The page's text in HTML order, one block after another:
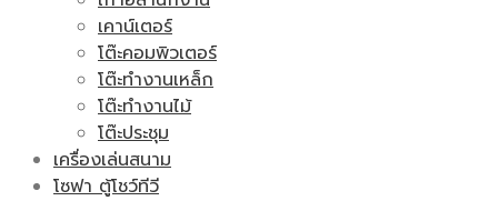
เคาน์เตอร์
โต๊ะคอมพิวเตอร์
โต๊ะทำงานเหล็ก
โต๊ะทำงานไม้
โต๊ะประชุม
เครื่องเล่นสนาม
โซฟา ตู้โชว์ทีวี